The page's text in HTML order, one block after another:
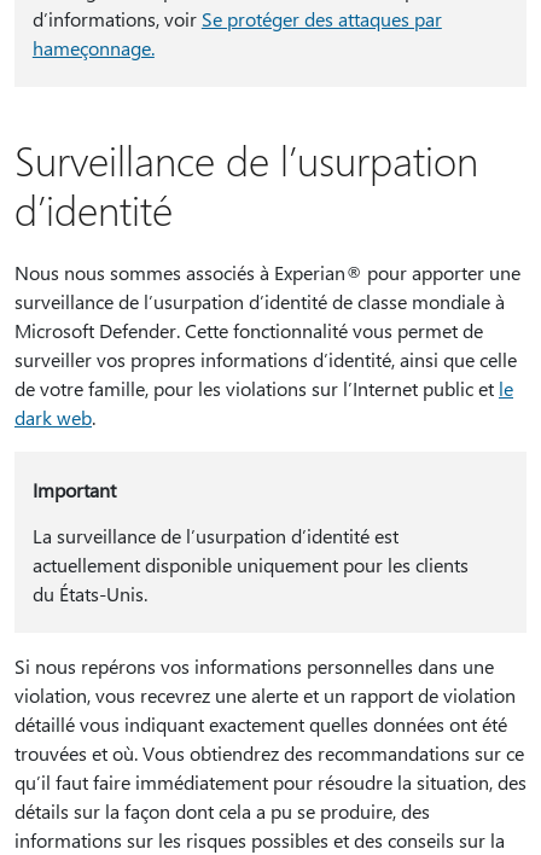
d’informations, voir Se protéger des attaques par
hameçonnage.
Surveillance de l’usurpation
d’identité
Nous nous sommes associés à Experian® pour apporter une
surveillance de l’usurpation d’identité de classe mondiale à
Microsoft Defender. Cette fonctionnalité vous permet de
surveiller vos propres informations d’identité, ainsi que celle
de votre famille, pour les violations sur l’Internet public et le
dark web.
Important
La surveillance de l’usurpation d’identité est
actuellement disponible uniquement pour les clients
du États-Unis.
Si nous repérons vos informations personnelles dans une
violation, vous recevrez une alerte et un rapport de violation
détaillé vous indiquant exactement quelles données ont été
trouvées et où. Vous obtiendrez des recommandations sur ce
qu’il faut faire immédiatement pour résoudre la situation, des
détails sur la façon dont cela a pu se produire, des
informations sur les risques possibles et des conseils sur la